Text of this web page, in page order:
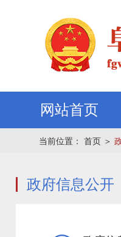
网站首页
当前位置： 首页 ＞
政府信息公开